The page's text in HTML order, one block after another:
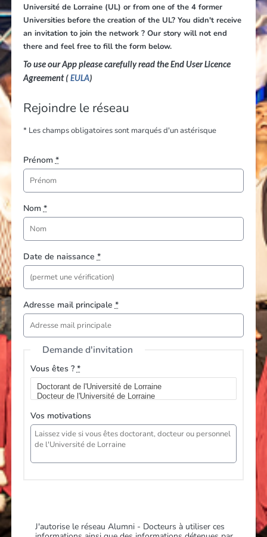
Université de Lorraine (UL) or from one of the 4 former
Universities before the creation of the UL? You didn't receive
an invitation to join the network ? Our story will not end
there and feel free to fill the form below.
To use our App please carefully read the End User Licence
Agreement ( EULA)
Rejoindre le réseau
* Les champs obligatoires sont marqués d'un astérisque
Prénom *
Nom *
Date de naissance *
Adresse mail principale *
Demande d'invitation
Vous êtes ? *
Vos motivations
J'autorise le réseau Alumni - Docteurs à utiliser ces